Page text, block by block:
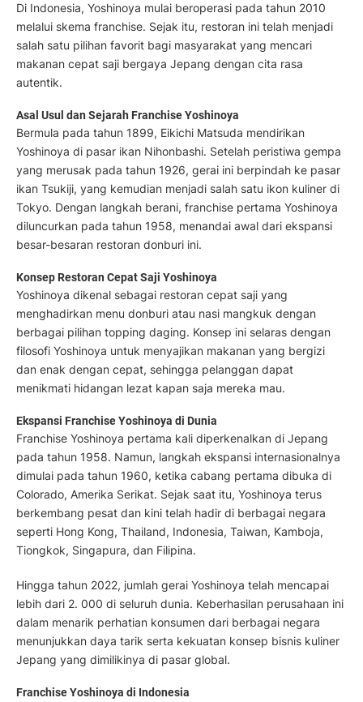
Di Indonesia, Yoshinoya mulai beroperasi pada tahun 2010
melalui skema franchise. Sejak itu, restoran ini telah menjadi
salah satu pilihan favorit bagi masyarakat yang mencari
makanan cepat saji bergaya Jepang dengan cita rasa
autentik.
Asal Usul dan Sejarah Franchise Yoshinoya
Bermula pada tahun 1899, Eikichi Matsuda mendirikan
Yoshinoya di pasar ikan Nihonbashi. Setelah peristiwa gempa
yang merusak pada tahun 1926, gerai ini berpindah ke pasar
ikan Tsukiji, yang kemudian menjadi salah satu ikon kuliner di
Tokyo. Dengan langkah berani, franchise pertama Yoshinoya
diluncurkan pada tahun 1958, menandai awal dari ekspansi
besar-besaran restoran donburi ini.
Konsep Restoran Cepat Saji Yoshinoya
Yoshinoya dikenal sebagai restoran cepat saji yang
menghadirkan menu donburi atau nasi mangkuk dengan
berbagai pilihan topping daging. Konsep ini selaras dengan
filosofi Yoshinoya untuk menyajikan makanan yang bergizi
dan enak dengan cepat, sehingga pelanggan dapat
menikmati hidangan lezat kapan saja mereka mau.
Ekspansi Franchise Yoshinoya di Dunia
Franchise Yoshinoya pertama kali diperkenalkan di Jepang
pada tahun 1958. Namun, langkah ekspansi internasionalnya
dimulai pada tahun 1960, ketika cabang pertama dibuka di
Colorado, Amerika Serikat. Sejak saat itu, Yoshinoya terus
berkembang pesat dan kini telah hadir di berbagai negara
seperti Hong Kong, Thailand, Indonesia, Taiwan, Kamboja,
Tiongkok, Singapura, dan Filipina.
Hingga tahun 2022, jumlah gerai Yoshinoya telah mencapai
lebih dari 2. 000 di seluruh dunia. Keberhasilan perusahaan ini
dalam menarik perhatian konsumen dari berbagai negara
menunjukkan daya tarik serta kekuatan konsep bisnis kuliner
Jepang yang dimilikinya di pasar global.
Franchise Yoshinoya di Indonesia